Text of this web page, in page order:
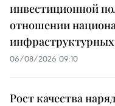
инвестиционной
отношении
06/08/2026 09:10
Рост качества